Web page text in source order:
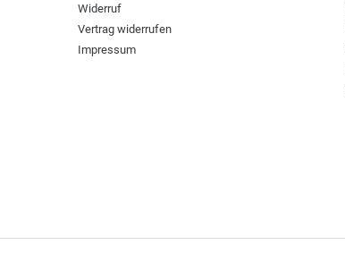
Widerruf
Vertrag widerrufen
Impressum